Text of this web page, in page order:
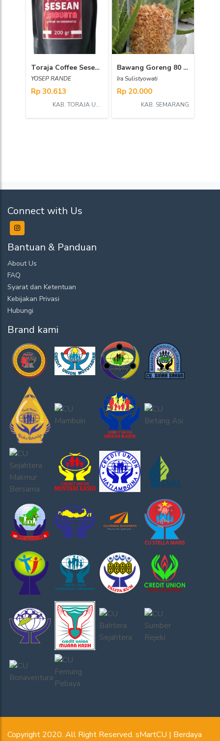
Toraja Coffee Sesean Robusta
YOSEP RANDE
Rp 30.613
KAB. TORAJA UTARA
Bawang Goreng 80 gr
Ira Sulistyowati
Rp 20.000
KAB. SEMARANG
Connect with Us
Bantuan & Panduan
About Us
FAQ
Syarat dan Ketentuan
Kebijakan Privasi
Hubungi
Brand kami
Copyright 2020. All Right Reserved. sMartCU | Berdaya